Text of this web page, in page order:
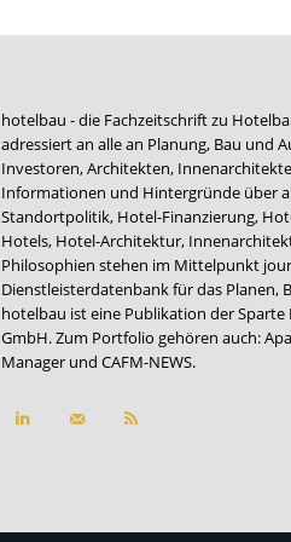
hotelbau - die Fachzeitschrift zu
adressiert an alle an Planung, Bau und
Investoren, Architekten,
Informationen und Hintergründe über
Standortpolitik, Hotel-Finanzierung,
Hotels, Hotel-Architektur,
Philosophien stehen im Mittelpunkt
Dienstleisterdatenbank für das Planen,
hotelbau ist eine Publikation der
GmbH. Zum Portfolio gehören auch:
Manager und CAFM-NEWS.